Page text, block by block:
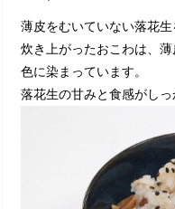
薄皮をむいていない落花生
炊き上がったおこわは、
色に染まっています。
落花生の甘みと食感がしっ